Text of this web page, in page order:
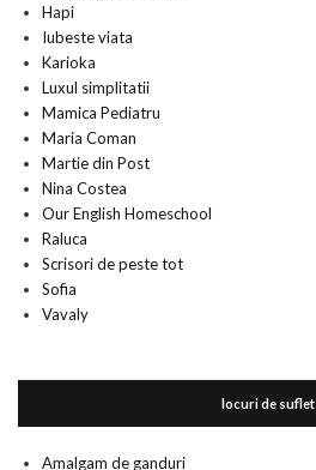
Hapi
Iubeste viata
Karioka
Luxul simplitatii
Mamica Pediatru
Maria Coman
Martie din Post
Nina Costea
Our English Homeschool
Raluca
Scrisori de peste tot
Sofia
Vavaly
locuri de suflet
Amalgam de ganduri